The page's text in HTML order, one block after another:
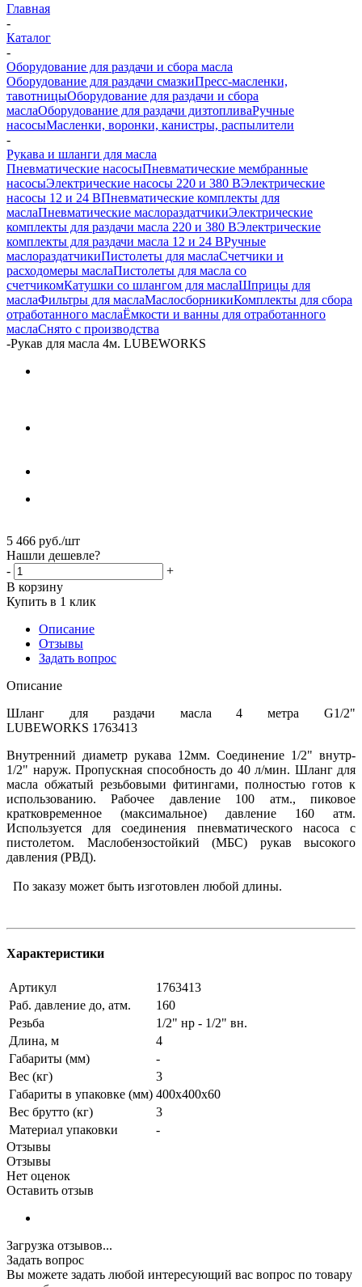
Главная
-
Каталог
-
Оборудование для раздачи и сбора масла
Оборудование для раздачи смазкиПресс-масленки,
тавотницыОборудование для раздачи и сбора
маслаОборудование для раздачи дизтопливаРучные
насосыМасленки, воронки, канистры, распылители
-
Рукава и шланги для масла
Пневматические насосыПневматические мембранные
насосыЭлектрические насосы 220 и 380 ВЭлектрические
насосы 12 и 24 ВПневматические комплекты для
маслаПневматические маслораздатчикиЭлектрические
комплекты для раздачи масла 220 и 380 ВЭлектрические
комплекты для раздачи масла 12 и 24 ВРучные
маслораздатчикиПистолеты для маслаСчетчики и
расходомеры маслаПистолеты для масла со
счетчикомКатушки со шлангом для маслаШприцы для
маслаФильтры для маслаМаслосборникиКомплекты для сбора
отработанного маслаЁмкости и ванны для отработанного
маслаСнято с производства
-Рукав для масла 4м. LUBEWORKS
5 466 руб./шт
Нашли дешевле?
-
+
В корзину
Купить в 1 клик
Описание
Отзывы
Задать вопрос
Описание
Шланг для раздачи масла 4 метра G1/2"
LUBEWORKS 1763413
Внутренний диаметр рукава 12мм. Соединение 1/2" внутр-
1/2" наруж. Пропускная способность до 40 л/мин. Шланг для
масла обжатый резьбовыми фитингами, полностью готов к
использованию. Рабочее давление 100 атм., пиковое
кратковременное (максимальное) давление 160 атм.
Используется для соединения пневматического насоса с
пистолетом. Маслобензостойкий (МБС) рукав высокого
давления (РВД).
По заказу может быть изготовлен любой длины.
Характеристики
Артикул
1763413
Раб. давление до, атм.
160
Резьба
1/2" нр - 1/2" вн.
Длина, м
4
Габариты (мм)
-
Вес (кг)
3
Габариты в упаковке (мм) 400х400х60
Вес брутто (кг)
3
Материал упаковки
-
Отзывы
Отзывы
Нет оценок
Оставить отзыв
Загрузка отзывов...
Задать вопрос
Вы можете задать любой интересующий вас вопрос по товару